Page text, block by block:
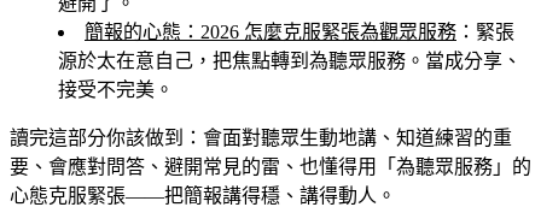
簡報的心態：2026 怎麼克服緊張為觀眾服務 ：緊張
源於太在意自己，把焦點轉到為聽眾服務。當成分享、
接受不完美。
讀完這部分你該做到 ：會面對聽眾生動地講、知道練習的重
要、會應對問答、避開常見的雷、也懂得用「為聽眾服務」的
心態克服緊張——把簡報講得穩、講得動人。